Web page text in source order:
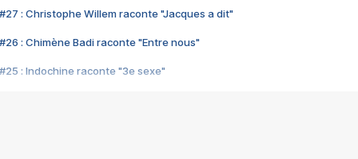
#27 : Christophe Willem raconte "Jacques a dit"
#26 : Chimène Badi raconte "Entre nous"
#25 : Indochine raconte "3e sexe"